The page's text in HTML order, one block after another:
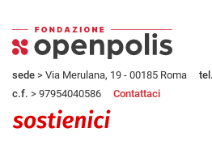
sede > Via Merulana, 19 - 00185 Roma tel.
c.f. > 97954040586 Contattaci